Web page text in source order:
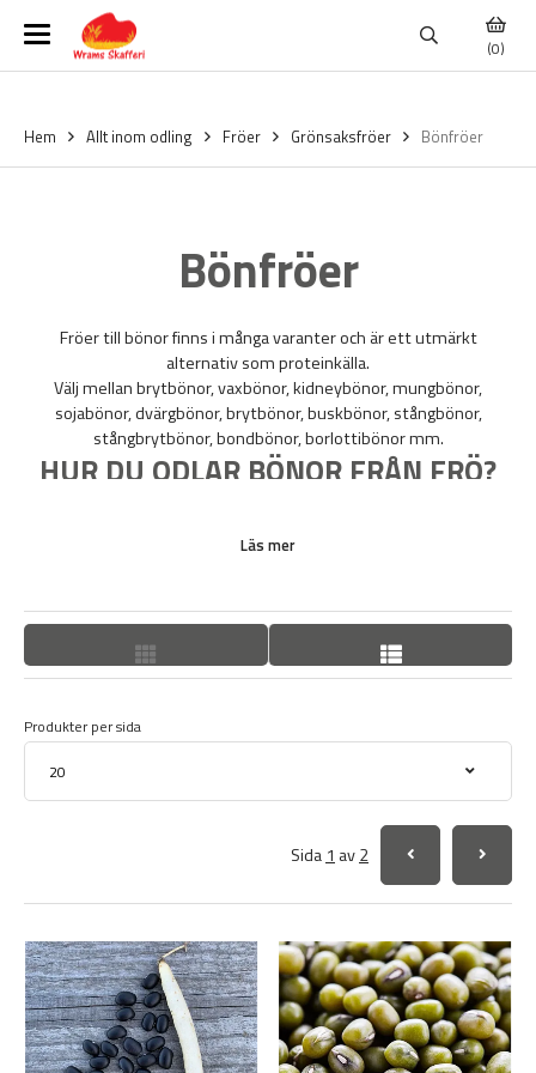
(0)
Hem Allt inom odling Fröer Grönsaksfröer Bönfröer
Bönfröer
Fröer till bönor finns i många varanter och är ett utmärkt
alternativ som proteinkälla.
Välj mellan brytbönor, vaxbönor, kidneybönor, mungbönor,
sojabönor, dvärgbönor, brytbönor, buskbönor, stångbönor,
stångbrytbönor, bondbönor, borlottibönor mm.
HUR DU ODLAR BÖNOR FRÅN FRÖ?
vissa bönor behöver uppbindning och stöttning. Bönor är
grönsaksfröer.
Lycka till med din odling av bönor från frö!
Läs mer
Produkter per sida
Sida 1 av2